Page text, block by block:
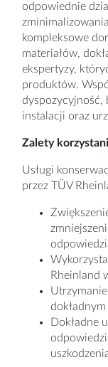
odpowiednie
kompleksowe
materiałów,
ekspertyzy,
produktów.
dyspozycyjność,
instalacji oraz
Zalety
Usługi
przez TÜV
Rheinland
Dokładne